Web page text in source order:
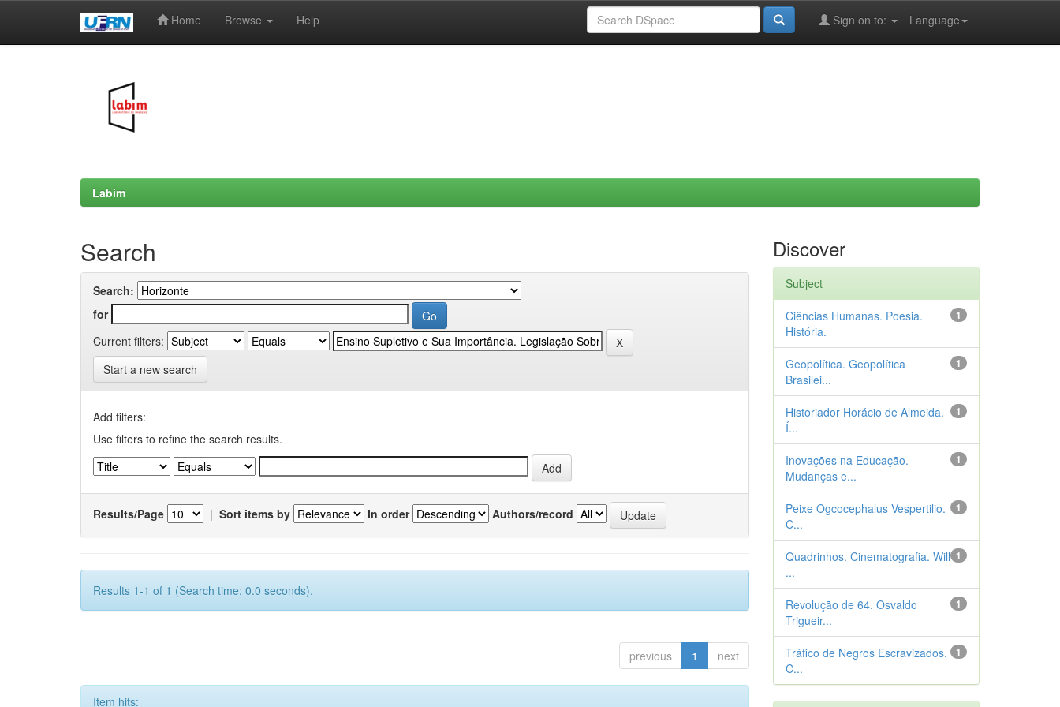
Home Browse Help Language
Sign on to:
Labim
Search
Search:
for
Current filters:
Start a new search
Add filters:
Use filters to refine the search results.
Results/Page | Sort items by In order Authors/record
Results 1-1 of 1 (Search time: 0.0 seconds).
previous 1 next
Item hits:
Discover
Subject
1
Ciências Humanas. Poesia.
História.
1
Geopolítica. Geopolítica
Brasilei...
1
Historiador Horácio de Almeida.
Í...
1
Inovações na Educação.
Mudanças e...
1
Peixe Ogcocephalus Vespertilio.
C...
1
Quadrinhos. Cinematografia. Will
...
1
Revolução de 64. Osvaldo
Trigueir...
1
Tráfico de Negros Escravizados.
C...